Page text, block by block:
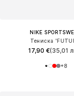
NIKE
Тениска
17,90 €(35,01
+8